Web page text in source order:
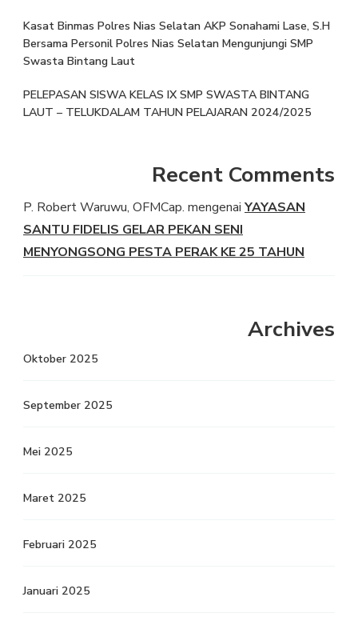
Kasat Binmas Polres Nias Selatan AKP Sonahami Lase, S.H
Bersama Personil Polres Nias Selatan Mengunjungi SMP
Swasta Bintang Laut
PELEPASAN SISWA KELAS IX SMP SWASTA BINTANG
LAUT – TELUKDALAM TAHUN PELAJARAN 2024/2025
Recent Comments
P. Robert Waruwu, OFMCap. mengenai YAYASAN
SANTU FIDELIS GELAR PEKAN SENI
MENYONGSONG PESTA PERAK KE 25 TAHUN
Archives
Oktober 2025
September 2025
Mei 2025
Maret 2025
Februari 2025
Januari 2025